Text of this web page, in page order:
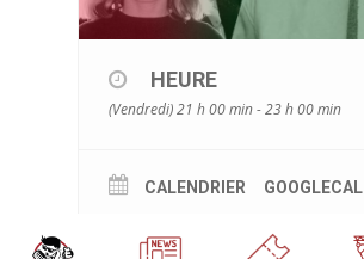
HEURE
(Vendredi) 21 h 00 min - 23 h 00 min
CALENDRIER GOOGLECAL